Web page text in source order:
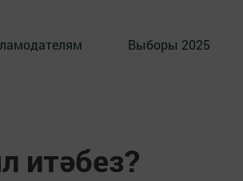
Выборы 2025
итәбез?